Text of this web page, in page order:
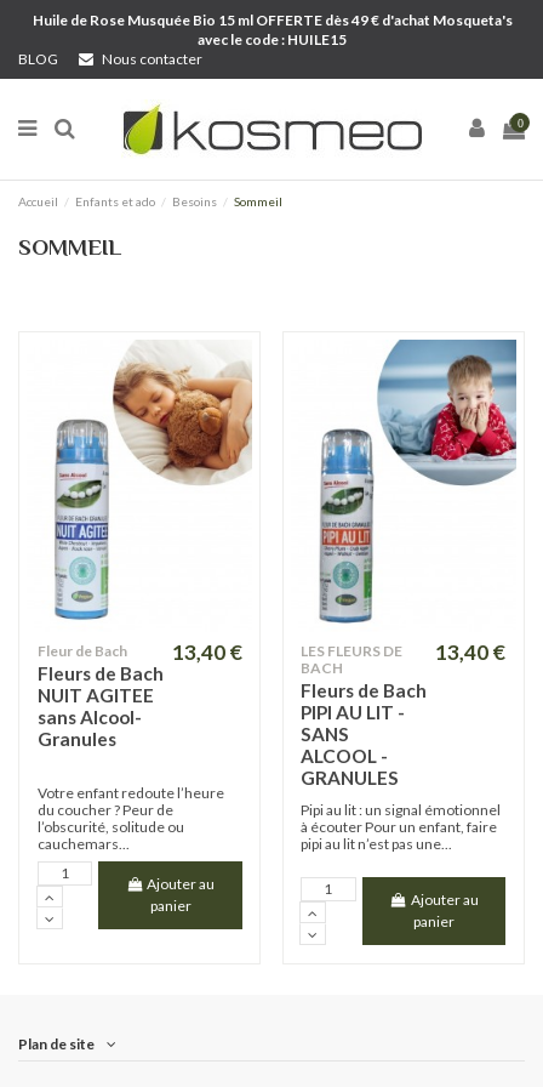
Huile de Rose Musquée Bio 15 ml OFFERTE dès 49 € d'achat Mosqueta's
avec le code : HUILE15
BLOG
Nous contacter
0
Accueil Enfants et ado Besoins Sommeil
SOMMEIL
Fleur de Bach
Fleurs de Bach
NUIT AGITEE
sans Alcool-
Granules
13,40 €
Votre enfant redoute l’heure
du coucher ? Peur de
l’obscurité, solitude ou
cauchemars...
Ajouter au
panier
LES FLEURS DE
BACH
Fleurs de Bach
PIPI AU LIT -
SANS
ALCOOL -
GRANULES
13,40 €
Pipi au lit : un signal émotionnel
à écouter Pour un enfant, faire
pipi au lit n’est pas une...
Ajouter au
panier
Plan de site